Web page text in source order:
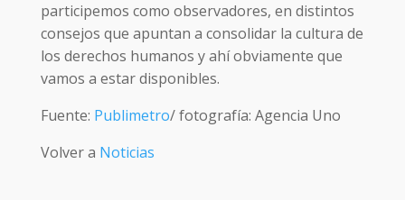
participemos como observadores, en distintos
consejos que apuntan a consolidar la cultura de
los derechos humanos y ahí obviamente que
vamos a estar disponibles.
Fuente: Publimetro/ fotografía: Agencia Uno
Volver a Noticias